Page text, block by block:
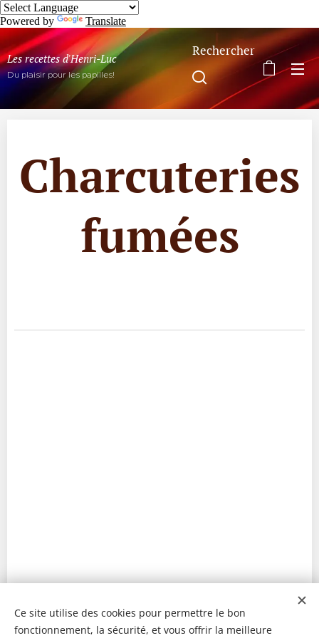
Powered by Translate
Les recettes d'Henri-Luc
Du plaisir pour les papilles!
Rechercher
Charcuteries
fumées
Ce site utilise des cookies pour permettre le bon
fonctionnement, la sécurité, et vous offrir la meilleure